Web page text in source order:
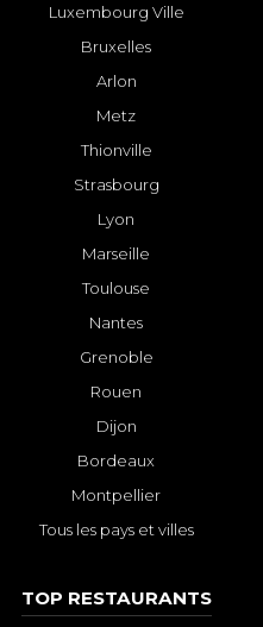
Luxembourg Ville
Bruxelles
Arlon
Metz
Thionville
Strasbourg
Lyon
Marseille
Toulouse
Nantes
Grenoble
Rouen
Dijon
Bordeaux
Montpellier
Tous les pays et villes
TOP RESTAURANTS